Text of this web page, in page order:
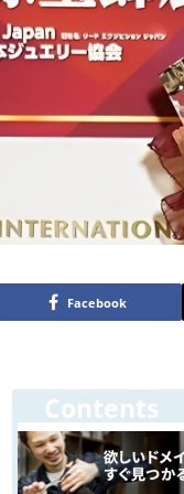
Facebook
Contents